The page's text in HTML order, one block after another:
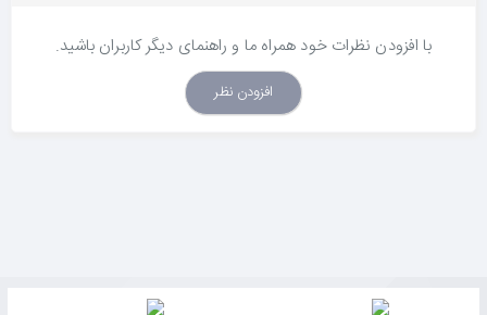
با افزودن نظرات خود همراه ما و راهنمای دیگر کاربران باشید.
افزودن نظر